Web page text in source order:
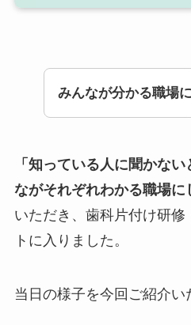
みんなが分かる職場
「知っている人に聞かな
ながそれぞれわかる職場に
いただき、歯科片付け研
トに入りました。
当日の様子を今回ご紹介い